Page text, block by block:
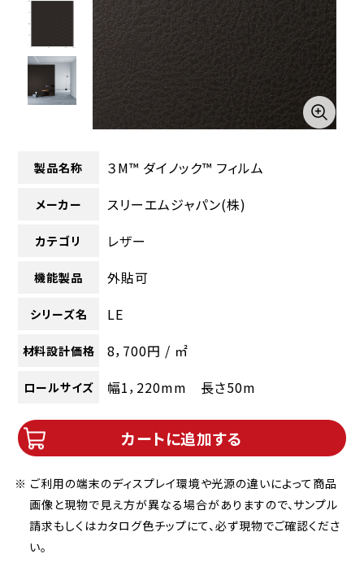
製品名称 ３M™ ダイノック™ フィルム
メーカー スリーエムジャパン(株)
カテゴリ レザー
機能製品 外貼可
シリーズ名 LE
材料設計価格 8，700円 / ㎡
ロールサイズ 幅1，220mm 長さ50m
カートに追加する
※ ご利用の端末のディスプレイ環境や光源の違いによって商品
画像と現物で見え方が異なる場合がありますので、サンプル
請求もしくはカタログ色チップにて、必ず現物でご確認くださ
い。